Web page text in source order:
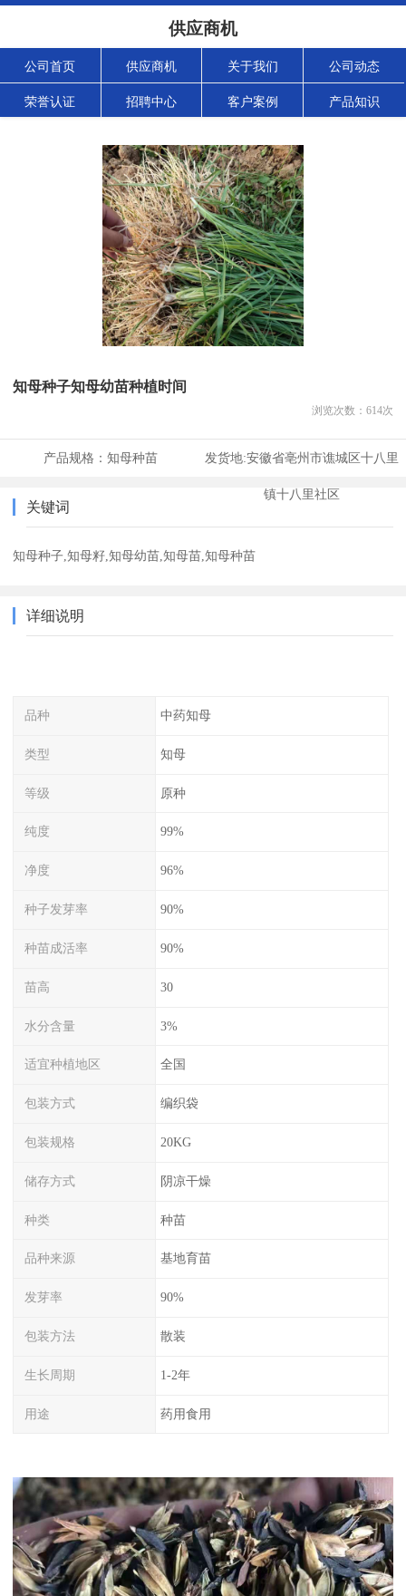
供应商机
公司首页 供应商机 关于我们 公司动态
荣誉认证 招聘中心 客户案例 产品知识
知母种子知母幼苗种植时间
浏览次数： 614次
产品规格： 知母种苗 发货地:安徽省亳州市谯城区十八里
镇十八里社区
关键词
知母种子,知母籽,知母幼苗,知母苗,知母种苗
详细说明
品种 中药知母
类型 知母
等级 原种
纯度 99%
净度 96%
种子发芽率 90%
种苗成活率 90%
苗高 30
水分含量 3%
适宜种植地区 全国
包装方式 编织袋
包装规格 20KG
储存方式 阴凉干燥
种类 种苗
品种来源 基地育苗
发芽率 90%
包装方法 散装
生长周期 1-2年
用途 药用食用